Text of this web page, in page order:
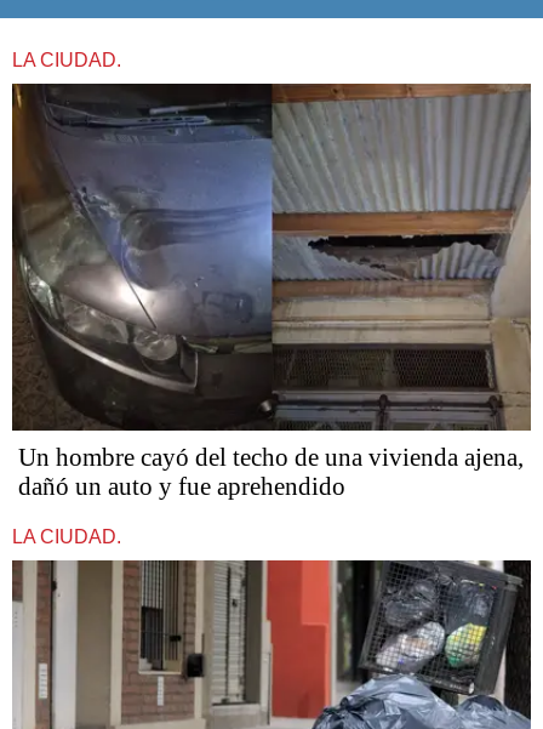
LA CIUDAD.
Un hombre cayó del techo de una vivienda ajena,
dañó un auto y fue aprehendido
LA CIUDAD.